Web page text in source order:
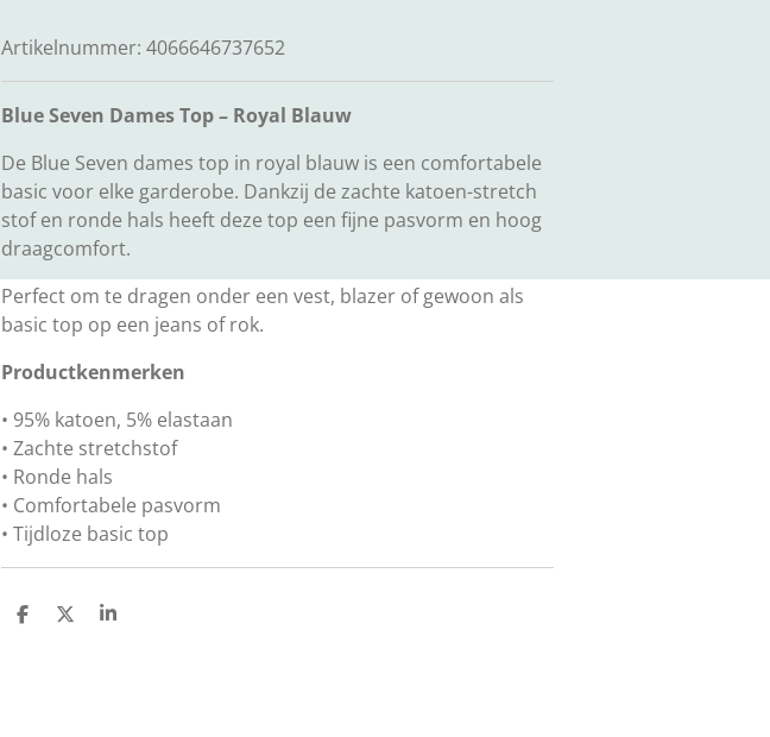
Artikelnummer: 4066646737652
Blue Seven Dames Top – Royal Blauw
De Blue Seven dames top in royal blauw is een comfortabele
basic voor elke garderobe. Dankzij de zachte katoen-stretch
stof en ronde hals heeft deze top een fijne pasvorm en hoog
draagcomfort.
Perfect om te dragen onder een vest, blazer of gewoon als
basic top op een jeans of rok.
Productkenmerken
• 95% katoen, 5% elastaan
• Zachte stretchstof
• Ronde hals
• Comfortabele pasvorm
• Tijdloze basic top
D
D
S